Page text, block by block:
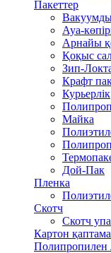
Пакеттер
Ауа-
Арнайы
Қоқыс
Зип-
Крафт
Курьерлік
Майка
Дой-Пак
Пленка
Скотч
Скотч
Картон
Полипропилен